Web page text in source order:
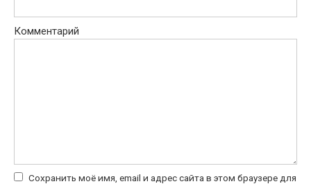
Комментарий
Сохранить моё имя, email и адрес сайта в этом браузере для